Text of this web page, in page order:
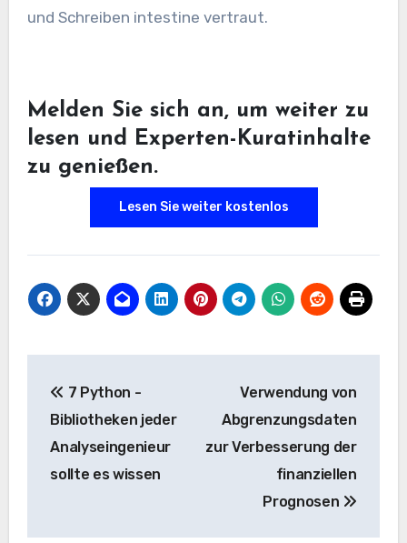
und Schreiben intestine vertraut.
Melden Sie sich an, um weiter zu
lesen und Experten-Kuratinhalte
zu genießen.
Lesen Sie weiter kostenlos
Navigation
7 Python -
Bibliotheken jeder
Analyseingenieur
sollte es wissen
Verwendung von
Abgrenzungsdaten
zur Verbesserung der
finanziellen
Prognosen